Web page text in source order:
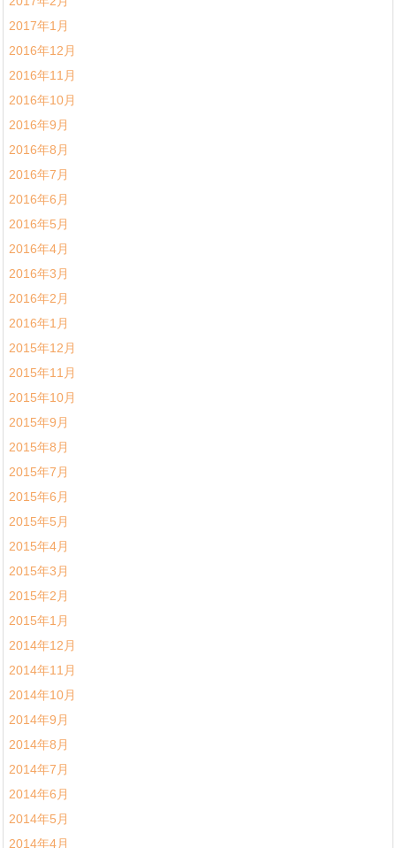
2017年1月
2016年12月
2016年11月
2016年10月
2016年9月
2016年8月
2016年7月
2016年6月
2016年5月
2016年4月
2016年3月
2016年2月
2016年1月
2015年12月
2015年11月
2015年10月
2015年9月
2015年8月
2015年7月
2015年6月
2015年5月
2015年4月
2015年3月
2015年2月
2015年1月
2014年12月
2014年11月
2014年10月
2014年9月
2014年8月
2014年7月
2014年6月
2014年5月
2014年4月